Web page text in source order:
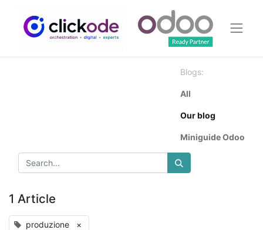
Blogs:
All
Our blog
Miniguide Odoo
1 Article
produzione ×